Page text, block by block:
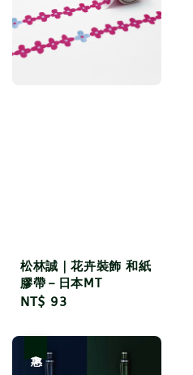
松林誠｜花卉裝飾 和紙
膠帶－日本MT
Regular
NT$ 93